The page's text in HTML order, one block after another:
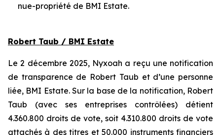
nue-propriété de BMI Estate.
Robert Taub / BMI Estate
Le 2 décembre 2025, Nyxoah a reçu une notification
de transparence de Robert Taub et d’une personne
liée, BMI Estate. Sur la base de la notification, Robert
Taub (avec ses entreprises contrôlées) détient
4.360.800 droits de vote, soit 4.310.800 droits de vote
attachés à des titres et 50.000 instruments financiers